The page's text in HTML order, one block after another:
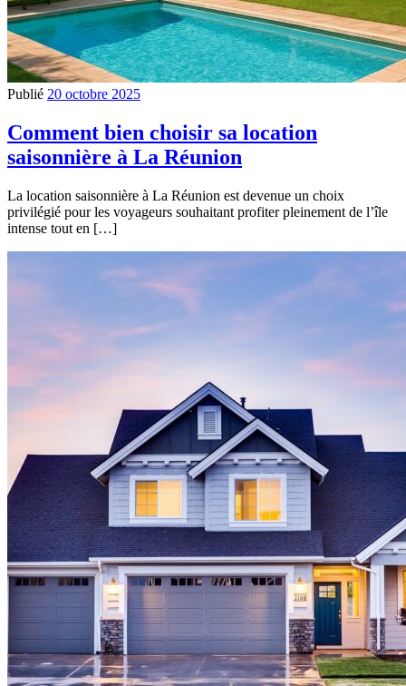
Publié 20 octobre 2025
Comment bien choisir sa location
saisonnière à La Réunion
La location saisonnière à La Réunion est devenue un choix
privilégié pour les voyageurs souhaitant profiter pleinement de l’île
intense tout en […]